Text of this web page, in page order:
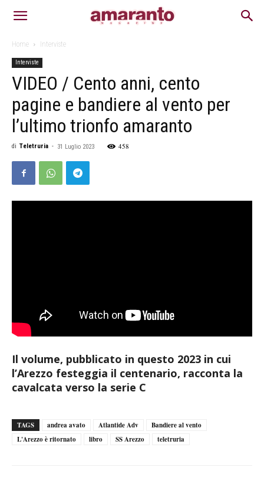
Home Interviste
Interviste
VIDEO / Cento anni, cento
pagine e bandiere al vento per
l’ultimo trionfo amaranto
di Teletruria - 31 Luglio 2023 458
Il volume, pubblicato in questo 2023 in cui
l’Arezzo festeggia il centenario, racconta la
cavalcata verso la serie C
TAGS andrea avato Atlantide Adv
Bandiere al vento
L'Arezzo è ritornato
libro SS Arezzo teletruria